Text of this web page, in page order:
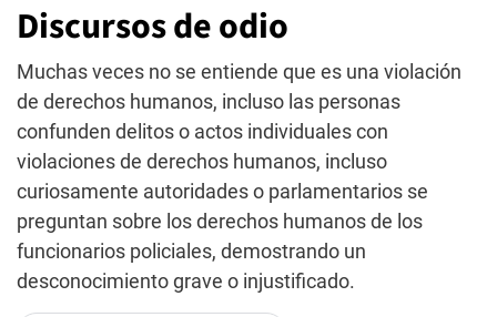
Discursos de odio
Muchas veces no se entiende que es una violación
de derechos humanos, incluso las personas
confunden delitos o actos individuales con
violaciones de derechos humanos, incluso
curiosamente autoridades o parlamentarios se
preguntan sobre los derechos humanos de los
funcionarios policiales, demostrando un
desconocimiento grave o injustificado.